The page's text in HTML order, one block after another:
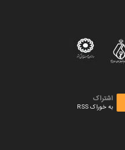
اشتراک
به خوراک RSS